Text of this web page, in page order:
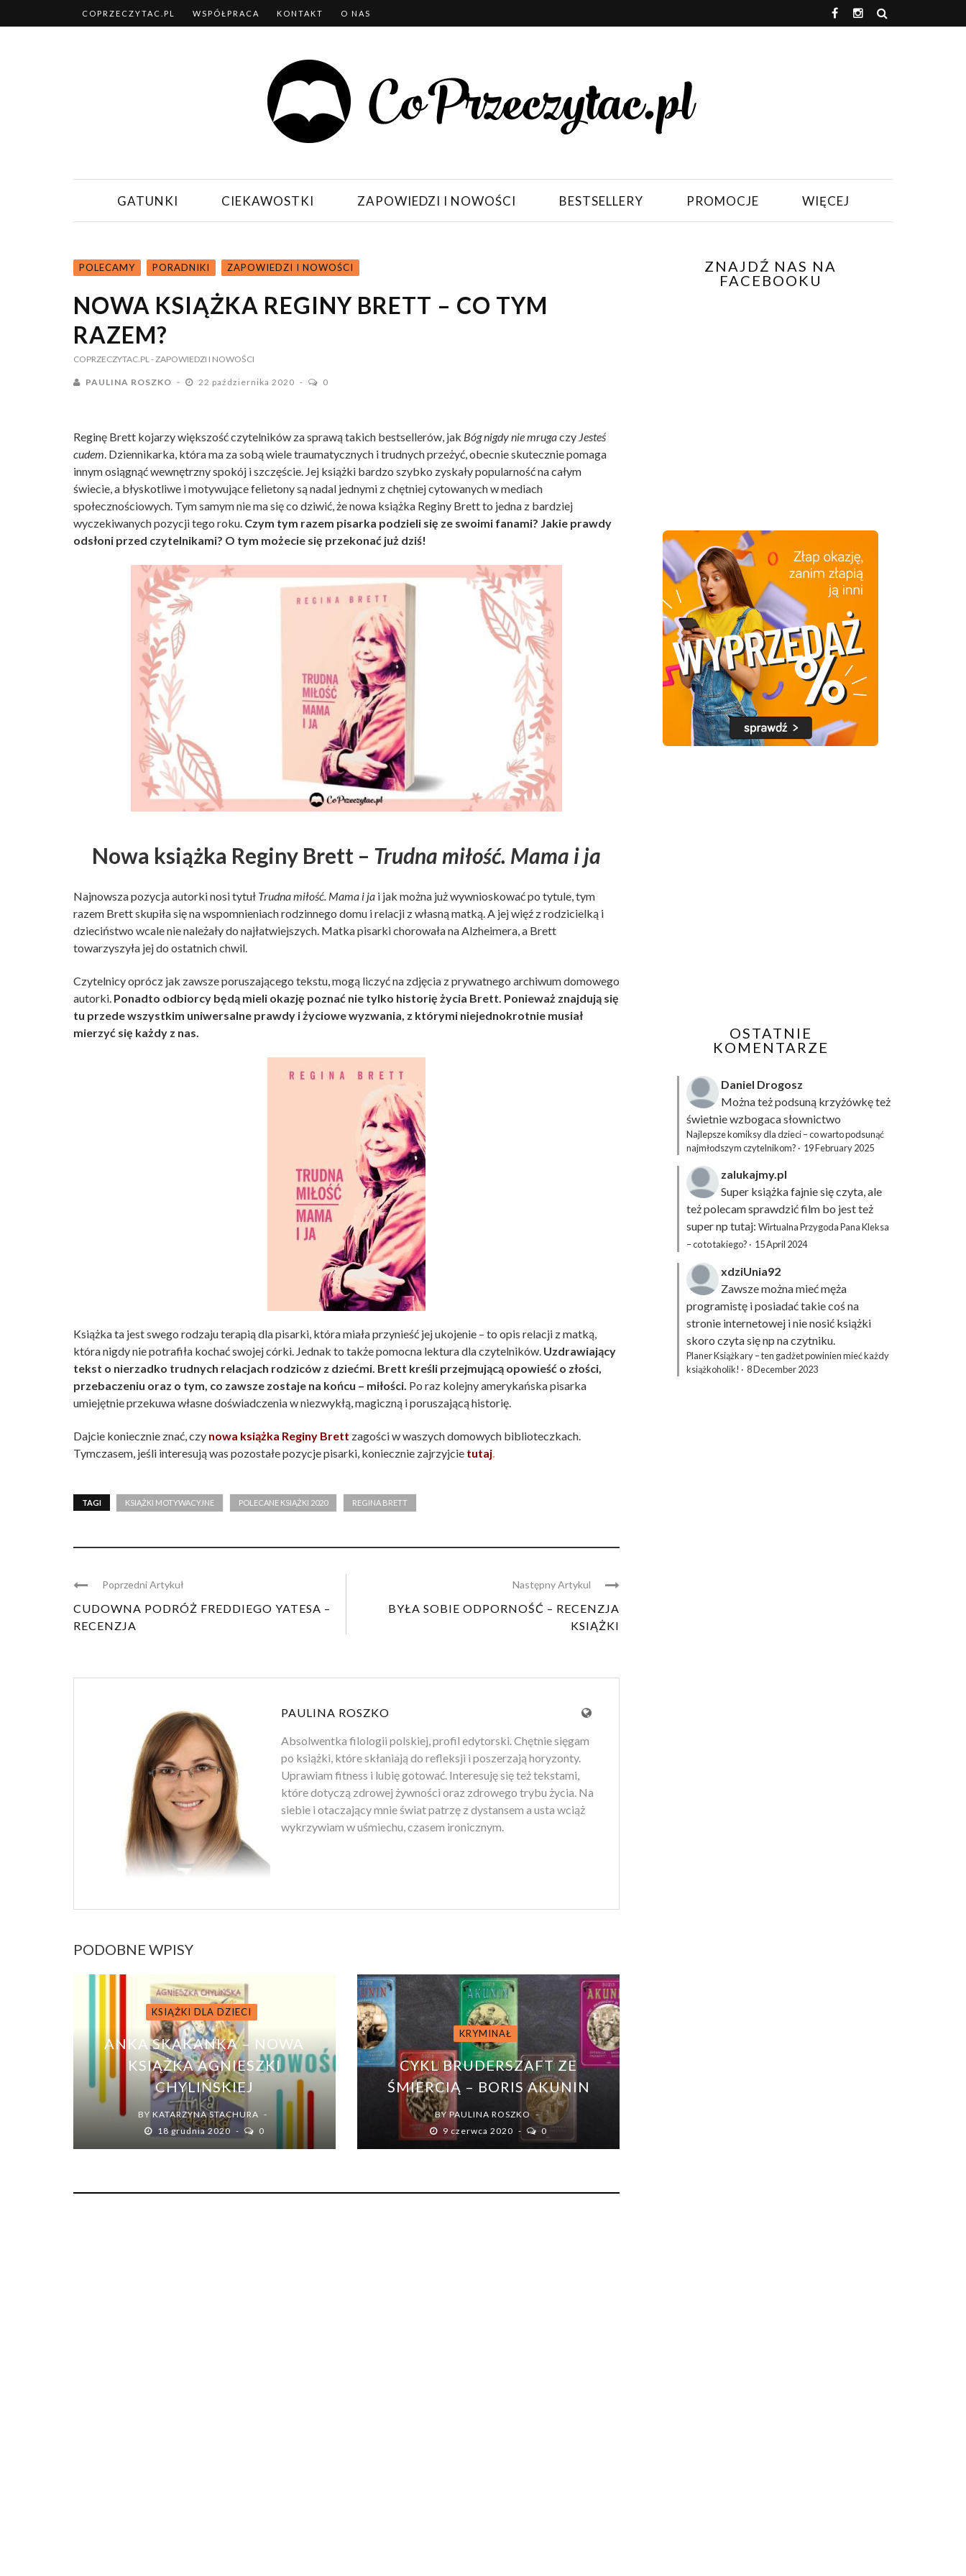
COPRZECZYTAC.PL WSPÓŁPRACA KONTAKT O NAS
GATUNKI CIEKAWOSTKI ZAPOWIEDZI I NOWOŚCI BESTSELLERY PROMOCJE WIĘCEJ
POLECAMY PORADNIKI ZAPOWIEDZI I NOWOŚCI
NOWA KSIĄŻKA REGINY BRETT – CO TYM
RAZEM?
COPRZECZYTAC.PL- ZAPOWIEDZI I NOWOŚCI
PAULINA ROSZKO 22 października 2020 0
Reginę Brett kojarzy większość czytelników za sprawą takich bestsellerów, jak Bóg nigdy nie mrugaczy Jesteś
cudem. Dziennikarka, która ma za sobą wiele traumatycznych i trudnych przeżyć, obecnie skutecznie pomaga
innym osiągnąć wewnętrzny spokój i szczęście. Jej książki bardzo szybko zyskały popularność na całym
świecie, a błyskotliwe i motywujące felietony są nadal jednymi z chętniej cytowanych w mediach
społecznościowych. Tym samym nie ma się co dziwić, że nowa książka Reginy Brett to jedna z bardziej
wyczekiwanych pozycji tego roku. Czym tym razem pisarka podzieli się ze swoimi fanami? Jakie prawdy
odsłoni przed czytelnikami? O tym możecie się przekonać już dziś!
Nowa książka Reginy Brett – Trudna miłość. Mama i ja
Najnowsza pozycja autorki nosi tytuł Trudna miłość. Mama i ja i jak można już wywnioskować po tytule, tym
razem Brett skupiła się na wspomnieniach rodzinnego domu i relacji z własną matką. A jej więź z rodzicielką i
dzieciństwo wcale nie należały do najłatwiejszych. Matka pisarki chorowała na Alzheimera, a Brett
towarzyszyła jej do ostatnich chwil.
Czytelnicy oprócz jak zawsze poruszającego tekstu, mogą liczyć na zdjęcia z prywatnego archiwum domowego
autorki. Ponadto odbiorcy będą mieli okazję poznać nie tylko historię życia Brett. Ponieważ znajdują się
tu przede wszystkim uniwersalne prawdy i życiowe wyzwania, z którymi niejednokrotnie musiał
mierzyć się każdy z nas.
Książka ta jest swego rodzaju terapią dla pisarki, która miała przynieść jej ukojenie – to opis relacji z matką,
która nigdy nie potrafiła kochać swojej córki. Jednak to także pomocna lektura dla czytelników. Uzdrawiający
tekst o nierzadko trudnych relacjach rodziców z dziećmi. Brett kreśli przejmującą opowieść o złości,
przebaczeniu oraz o tym, co zawsze zostaje na końcu – miłości. Po raz kolejny amerykańska pisarka
umiejętnie przekuwa własne doświadczenia w niezwykłą, magiczną i poruszającą historię.
Dajcie koniecznie znać, czy nowa książka Reginy Brett zagości w waszych domowych biblioteczkach.
Tymczasem, jeśli interesują was pozostałe pozycje pisarki, koniecznie zajrzyjcie tutaj.
TAGI KSIĄŻKI MOTYWACYJNE POLECANE KSIĄŻKI 2020 REGINA BRETT
Poprzedni Artykuł
CUDOWNA PODRÓŻ FREDDIEGO YATESA –
RECENZJA
Następny Artykul
BYŁA SOBIE ODPORNOŚĆ – RECENZJA
KSIĄŻKI
PAULINA ROSZKO
Absolwentka filologii polskiej, profil edytorski. Chętnie sięgam
po książki, które skłaniają do refleksji i poszerzają horyzonty.
Uprawiam fitness i lubię gotować. Interesuję się też tekstami,
które dotyczą zdrowej żywności oraz zdrowego trybu życia. Na
siebie i otaczający mnie świat patrzę z dystansem a usta wciąż
wykrzywiam w uśmiechu, czasem ironicznym.
PODOBNE WPISY
KSIĄŻKI DLA DZIECI
ANKA SKAKANKA – NOWA
KSIĄŻKA AGNIESZKI
CHYLIŃSKIEJ
BY KATARZYNA STACHURA
18 grudnia 2020
0
KRYMINAŁ
CYKL BRUDERSZAFT ZE
ŚMIERCIĄ – BORIS AKUNIN
BYPAULINA ROSZKO
9 czerwca 2020
0
ZNAJDŹ NAS NA
FACEBOOKU
OSTATNIE
KOMENTARZE
Daniel Drogosz
Można też podsuną krzyżówkęteż
świetnie wzbogaca słownictwo
Najlepsze komiksy dla dzieci – co warto podsunąć
najmłodszym czytelnikom? · 19 February 2025
zalukajmy.pl
Super książka fajnie się czyta, ale
też polecam sprawdzić film bo jest też
super np tutaj: Wirtualna Przygoda Pana Kleksa
– co to takiego? · 15 April 2024
xdziUnia92
Zawsze można mieć męża
programistę i posiadać takie coś na
stronie internetowej i nie nosić książki
skoro czyta się np na czytniku.
Planer Książkary – ten gadżet powinien mieć każdy
książkoholik! · 8 December 2023